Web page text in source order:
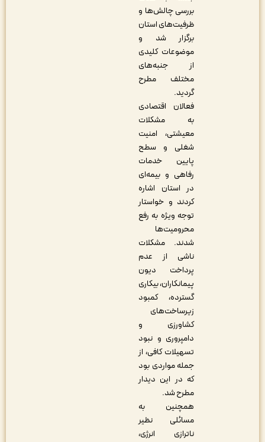
بررسی چالش‌ها و
ظرفیت‌های استان
برگزار شد و
موضوعات کلیدی
از جنبه‌های
مختلف مطرح
فعالان اقتصادی
به مشکلات
معیشتی، امنیت
شغلی و سطح
پایین خدمات
رفاهی و بیمه‌ای
در استان اشاره
کردند و خواستار
توجه ویژه به رفع
محرومیت‌ها
شدند. مشکلات
ناشی از عدم
پرداخت دیون
پیمانکاران، بیکاری
گسترده، کمبود
زیرساخت‌های
کشاورزی و
دامپروری و نبود
تسهیلات کافی، از
جمله مواردی بود
که در این دیدار
مطرح شد.
همچنین به
مسائلی نظیر
ناترازی انرژی،